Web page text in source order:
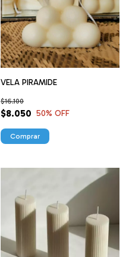
VELA PIRAMIDE
$8.050
$16.100
50% OFF